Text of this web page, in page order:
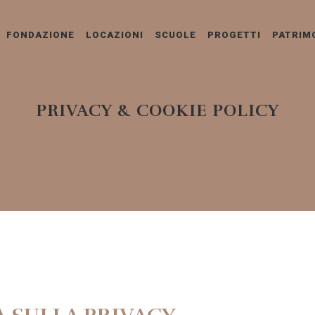
FONDAZIONE LOCAZIONI SCUOLE PROGETTI
PRIVACY & COOKIE POLICY